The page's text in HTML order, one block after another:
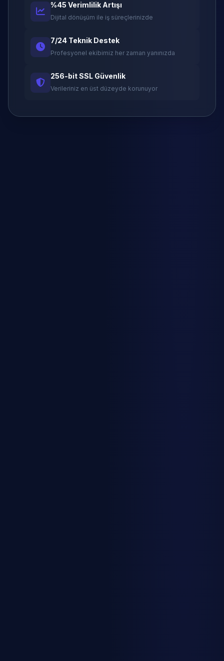
%45 Verimlilik Artışı
Dijital dönüşüm ile iş süreçlerinizde
7/24 Teknik Destek
Profesyonel ekibimiz her zaman yanınızda
256-bit SSL Güvenlik
Verileriniz en üst düzeyde korunuyor